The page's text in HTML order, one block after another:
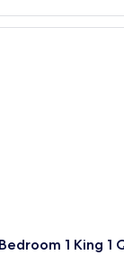
einem hölzernen
1 King 1